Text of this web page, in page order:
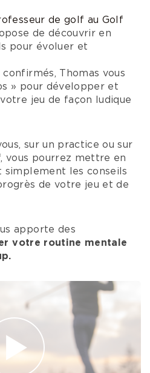
de golf au Golf
de découvrir en
pour évoluer et
Thomas vous
» pour développer et
jeu de façon ludique
sur un practice ou sur
vous pourrez mettre en
les conseils
de votre jeu et de
apporte des
votre routine mentale